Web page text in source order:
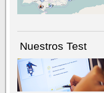
Nuestros Test